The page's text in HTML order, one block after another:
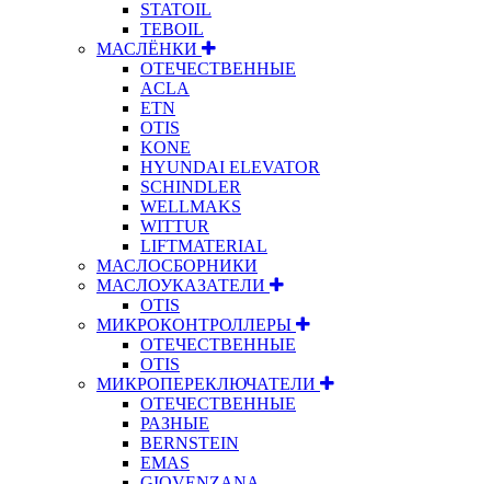
STATOIL
TEBOIL
МАСЛЁНКИ
ОТЕЧЕСТВЕННЫЕ
ACLA
ETN
OTIS
KONE
HYUNDAI ELEVATOR
SCHINDLER
WELLMAKS
WITTUR
LIFTMATERIAL
МАСЛОСБОРНИКИ
МАСЛОУКАЗАТЕЛИ
OTIS
МИКРОКОНТРОЛЛЕРЫ
ОТЕЧЕСТВЕННЫЕ
OTIS
МИКРОПЕРЕКЛЮЧАТЕЛИ
ОТЕЧЕСТВЕННЫЕ
РАЗНЫЕ
BERNSTEIN
EMAS